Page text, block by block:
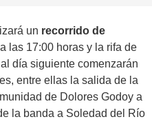
un recorrido de
a las 17:00 horas y la rifa de
día siguiente comenzarán
entre ellas la salida de la
de Dolores Godoy a
la banda a Soledad del Río